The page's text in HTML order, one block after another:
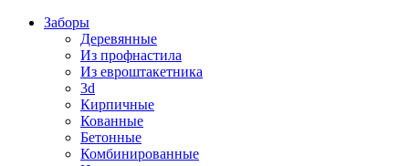
Заборы
Деревянные
Из профнастила
Из евроштакетника
3d
Кирпичные
Кованные
Бетонные
Комбинированные